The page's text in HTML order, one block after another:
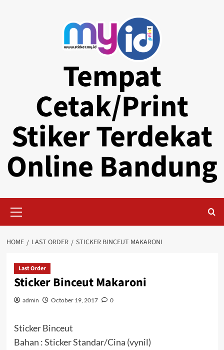
Tempat
Cetak/Print
Stiker Terdekat
Online Bandung
Menu
HOME LAST ORDER STICKER BINCEUT MAKARONI
Last Order
Sticker Binceut Makaroni
admin October 19, 2017 0
Sticker Binceut
Bahan : Sticker Standar/Cina (vynil)